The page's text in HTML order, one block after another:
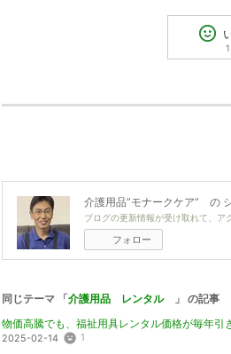
1
介護用品”モナークケア” の
ブログの更新情報が受け取れて、ア
フォロー
同じテーマ 「介護用品 レンタル
」 の記事
物価高騰でも、福祉用具レンタル価格が毎年
2025-02-14 1